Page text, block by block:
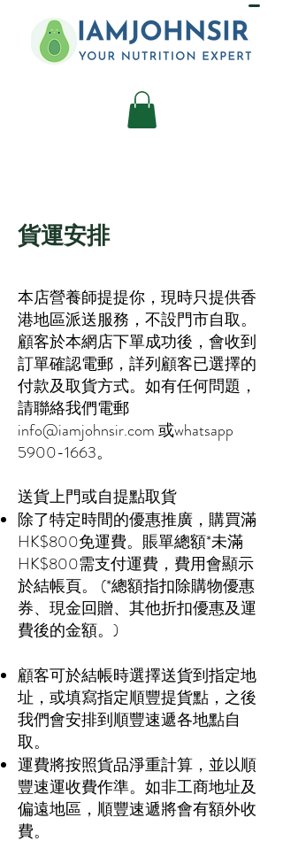
貨運安排​
本店營養師提提你，現時只提供香
港地區派送服務，不設門市自取。
顧客於本網店下單成功後，會收到
訂單確認電郵，詳列顧客已選擇的
付款及取貨方式。如有任何問題，
請聯絡我們電郵
info@iamjohnsir.com或whatsapp
5900-1663。
送貨上門或自提點取貨
除了特定時間的優惠推廣，購買滿
HK$800免運費。賬單總額*未滿
HK$800需支付運費，費用會顯示
於結帳頁。 (*總額指扣除購物優惠
券、現金回贈、其他折扣優惠及運
費後的金額。)
顧客可於結帳時選擇送貨到指定地
址，或填寫指定順豐提貨點，之後
我們會安排到順豐速遞各地點自
取。
運費將按照貨品淨重計算，並以順
豐速運收費作準。如非工商地址及
偏遠地區，順豐速遞將會有額外收
費。